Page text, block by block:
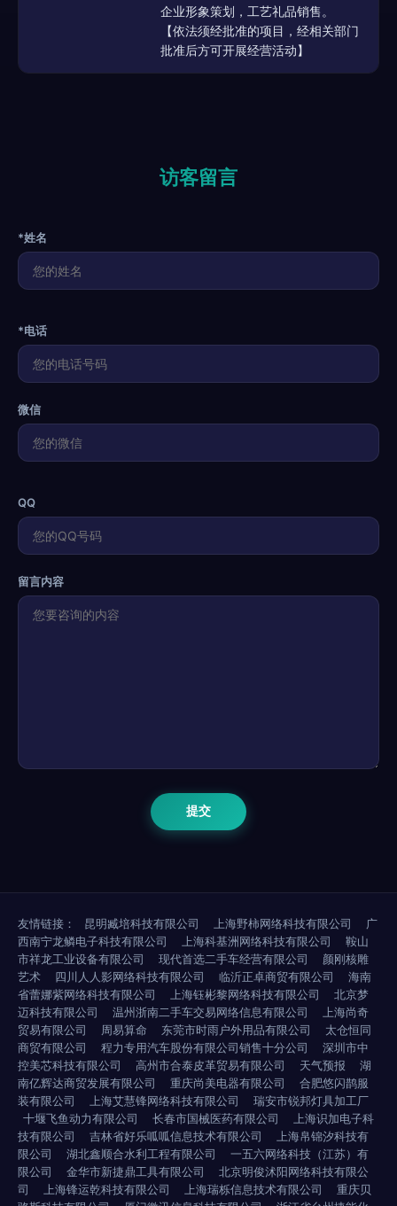
企业形象策划，工艺礼品销售。
【依法须经批准的项目，经相关部门
批准后方可开展经营活动】
访客留言
*姓名
*电话
微信
QQ
留言内容
友情链接： 昆明臧培科技有限公司 上海野柿网络科技有限公司
广
西南宁龙鳞电子科技有限公司
上海科基洲网络科技有限公司
鞍山
市祥龙工业设备有限公司
现代首选二手车经营有限公司
颜刚核雕
艺术
四川人人影网络科技有限公司 临沂正卓商贸有限公司
海南
省蕾娜紫网络科技有限公司
上海钰彬黎网络科技有限公司
北京梦
迈科技有限公司
温州浙南二手车交易网络信息有限公司
上海尚奇
贸易有限公司
周易算命 东莞市时雨户外用品有限公司
太仓恒同
商贸有限公司
程力专用汽车股份有限公司销售十分公司
深圳市中
控美芯科技有限公司
高州市合泰皮革贸易有限公司 天气预报
湖
南亿辉达商贸发展有限公司
重庆尚美电器有限公司
合肥悠闪鹊服
装有限公司
上海艾慧锋网络科技有限公司
瑞安市锐邦灯具加工厂
十堰飞鱼动力有限公司
长春市国械医药有限公司
上海识加电子科
技有限公司
吉林省好乐呱呱信息技术有限公司
上海帛锦汐科技有
限公司
湖北鑫顺合水利工程有限公司
一五六网络科技（江苏）有
限公司
金华市新捷鼎工具有限公司
北京明俊沭阳网络科技有限公
司
上海锋运乾科技有限公司 上海瑞栎信息技术有限公司
重庆贝